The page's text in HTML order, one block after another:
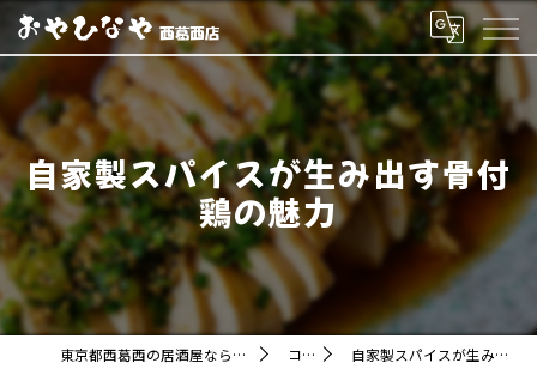
自家製スパイスが生み出す骨付
鶏の魅力
東京都西葛西の居酒屋ならおやひなや 西葛西店 コラム 自家製スパイスが生み出す骨付鶏の魅力